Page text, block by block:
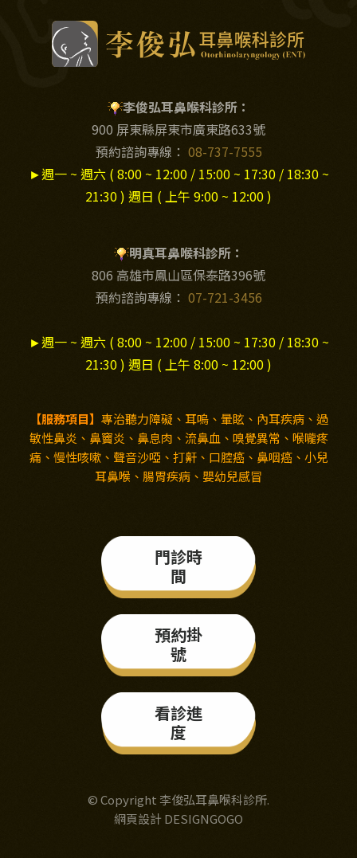
李俊弘耳鼻喉科診所：
900 屏東縣屏東市廣東路633號
預約諮詢專線： 08-737-7555
►週一 ~ 週六 ( 8:00 ~ 12:00 / 15:00 ~ 17:30 / 18:30 ~
21:30 ) 週日 ( 上午 9:00 ~ 12:00 )
明真耳鼻喉科診所：
806 高雄市鳳山區保泰路396號
預約諮詢專線： 07-721-3456
►週一 ~ 週六 ( 8:00 ~ 12:00 / 15:00 ~ 17:30 / 18:30 ~
21:30 ) 週日 ( 上午 8:00 ~ 12:00 )
【服務項目】 專治聽力障礙、耳嗚、暈眩、內耳疾病、過
敏性鼻炎、鼻竇炎、鼻息肉、流鼻血、嗅覺異常、喉嚨疼
痛、慢性咳嗽、聲音沙啞、打鼾、口腔癌、鼻咽癌、小兒
耳鼻喉、腸胃疾病、嬰幼兒感冒
門診時
間
預約掛
號
看診進
度
© Copyright 李俊弘耳鼻喉科診所.
網頁設計 DESIGNGOGO